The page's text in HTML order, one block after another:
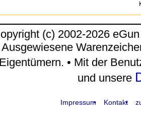
(c) 2002-2026
Ausgewiesene
Eigentümern. • Mit der
und unsere
Impressum Kontakt